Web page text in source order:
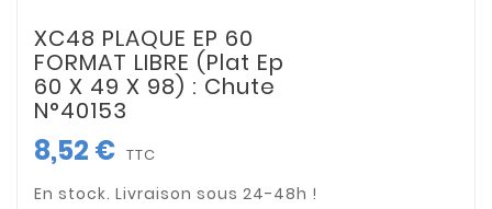
XC48 PLAQUE EP 60
FORMAT LIBRE (Plat Ep
60 X 49 X 98) : Chute
N°40153
8,52 € TTC